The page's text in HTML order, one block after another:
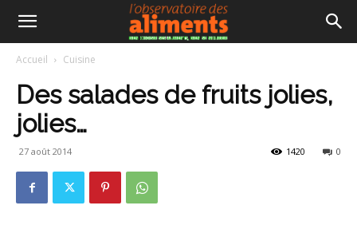
Accueil Cuisine
Des salades de fruits jolies,
jolies…
27 août 2014 0
1420